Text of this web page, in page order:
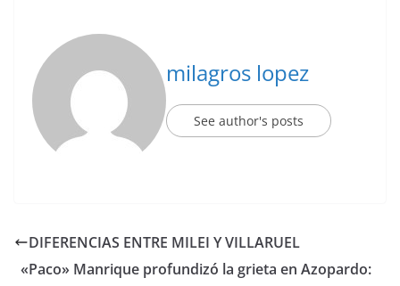
milagros lopez
See author's posts
DIFERENCIAS ENTRE MILEI Y VILLARUEL
«Paco» Manrique profundizó la grieta en Azopardo: